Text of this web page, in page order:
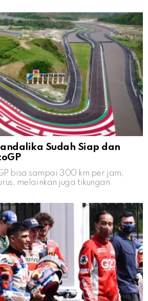
Sudah Siap dan
bisa sampai 300 km per jam,
melainkan juga tikungan